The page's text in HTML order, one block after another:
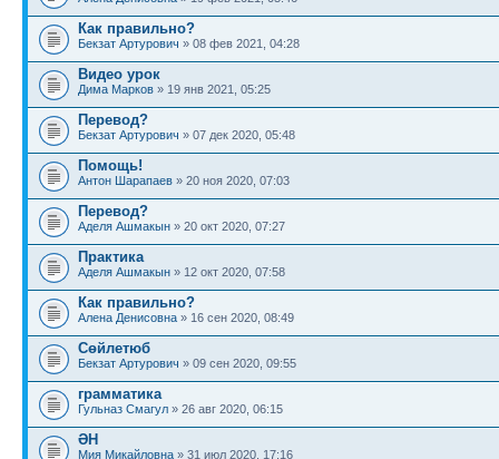
Как правильно?
Бекзат Артурович » 08 фев 2021, 04:28
Видео урок
Дима Марков » 19 янв 2021, 05:25
Перевод?
Бекзат Артурович » 07 дек 2020, 05:48
Помощь!
Антон Шарапаев » 20 ноя 2020, 07:03
Перевод?
Аделя Ашмакын » 20 окт 2020, 07:27
Практика
Аделя Ашмакын » 12 окт 2020, 07:58
Как правильно?
Алена Денисовна » 16 сен 2020, 08:49
Сөйлетюб
Бекзат Артурович » 09 сен 2020, 09:55
грамматика
Гульназ Смагул » 26 авг 2020, 06:15
ӘН
Мия Микайловна » 31 июл 2020, 17:16